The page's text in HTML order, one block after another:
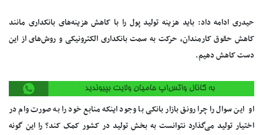
حیدری ادامه داد: باید هزینه تولید پول را با کاهش هزینه‌های بانکداری مانند
کاهش حقوق کارمندان، حرکت به سمت بانکداری الکترونیکی و روش‌های از این
دست کاهش دهیم.
او این سوال را چرا رونق بازار بانکی با وجود اینکه منابع خود را به صورت وام در
اختیار تولید می‌گذارد نتوانست به بخش تولید در کشور کمک کند؟ را این گونه